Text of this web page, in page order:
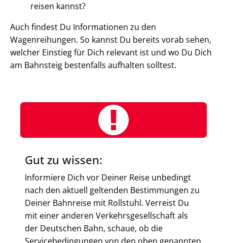
reisen kannst?
Auch findest Du Informationen zu den
Wagenreihungen. So kannst Du bereits vorab sehen,
welcher Einstieg für Dich relevant ist und wo Du Dich
am Bahnsteig bestenfalls aufhalten solltest.
Gut zu wissen:
Informiere Dich vor Deiner Reise unbedingt
nach den aktuell geltenden Bestimmungen zu
Deiner Bahnreise mit Rollstuhl. Verreist Du
mit einer anderen Verkehrsgesellschaft als
der Deutschen Bahn, schaue, ob die